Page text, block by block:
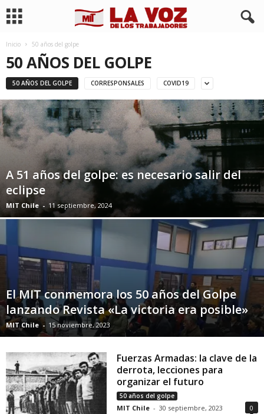
Inicio 50 años del golpe
50 AÑOS DEL GOLPE
50 AÑOS DEL GOLPE CORRESPONSALES COVID19
A 51 años del golpe: es necesario salir del
eclipse
MIT Chile - 11 septiembre, 2024
El MIT conmemora los 50 años del Golpe
lanzando Revista «La victoria era posible»
MIT Chile - 15 noviembre, 2023
Fuerzas Armadas: la clave de la
derrota, lecciones para
organizar el futuro
50 años del golpe
MIT Chile - 30 septiembre, 2023 0